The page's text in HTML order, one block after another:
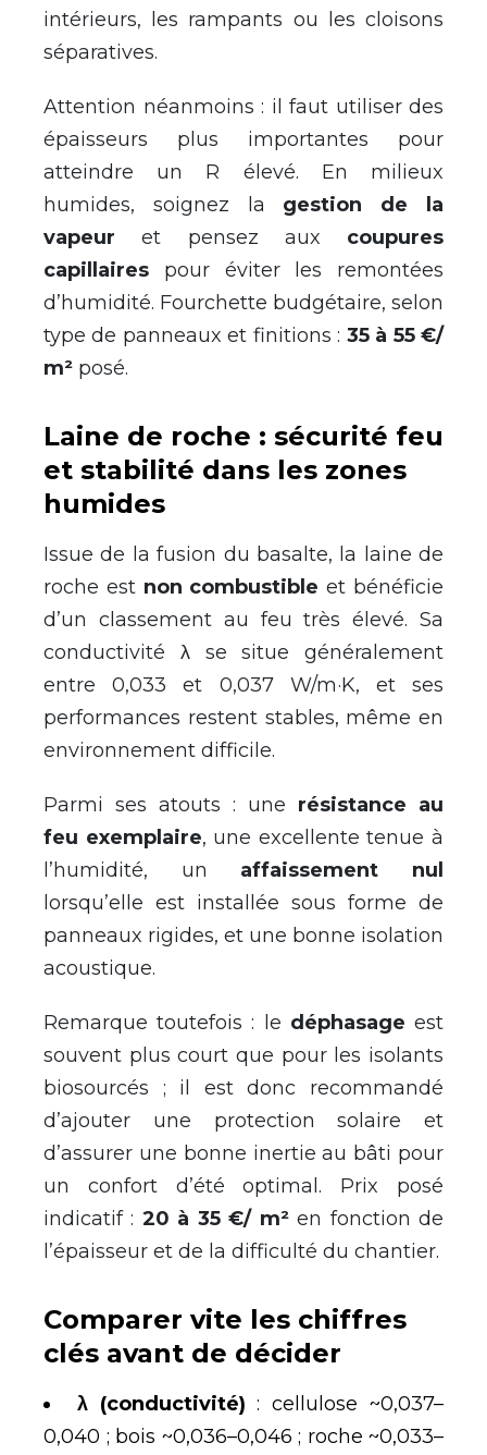
intérieurs, les rampants ou les cloisons
séparatives.
Attention néanmoins : il faut utiliser des
épaisseurs plus importantes pour
atteindre un R élevé. En milieux
humides, soignez la gestion de la
vapeur et pensez aux coupures
capillaires pour éviter les remontées
d’humidité. Fourchette budgétaire, selon
type de panneaux et finitions : 35 à 55 €/
m² posé.
Laine de roche : sécurité feu
et stabilité dans les zones
humides
Issue de la fusion du basalte, la laine de
roche est non combustible et bénéficie
d’un classement au feu très élevé. Sa
conductivité λ se situe généralement
entre 0,033 et 0,037 W/m·K, et ses
performances restent stables, même en
environnement difficile.
Parmi ses atouts : une résistance au
feu exemplaire, une excellente tenue à
l’humidité, un affaissement nul
lorsqu’elle est installée sous forme de
panneaux rigides, et une bonne isolation
acoustique.
Remarque toutefois : le déphasage est
souvent plus court que pour les isolants
biosourcés ; il est donc recommandé
d’ajouter une protection solaire et
d’assurer une bonne inertie au bâti pour
un confort d’été optimal. Prix posé
indicatif : 20 à 35 €/ m²en fonction de
l’épaisseur et de la difficulté du chantier.
Comparer vite les chiffres
clés avant de décider
λ (conductivité) : cellulose~0,037–
0,040 ; bois ~0,036–0,046 ; roche ~0,033–